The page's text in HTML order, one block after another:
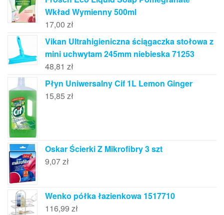
Wkład Wymienny 500ml
17,00 zł
Vikan Ultrahigieniczna ściągaczka stołowa z
mini uchwytam 245mm niebieska 71253
48,81 zł
Płyn Uniwersalny Cif 1L Lemon Ginger
15,85 zł
Oskar Ścierki Z Mikrofibry 3 szt
9,07zł
Wenko półka łazienkowa 1517710
116,99 zł